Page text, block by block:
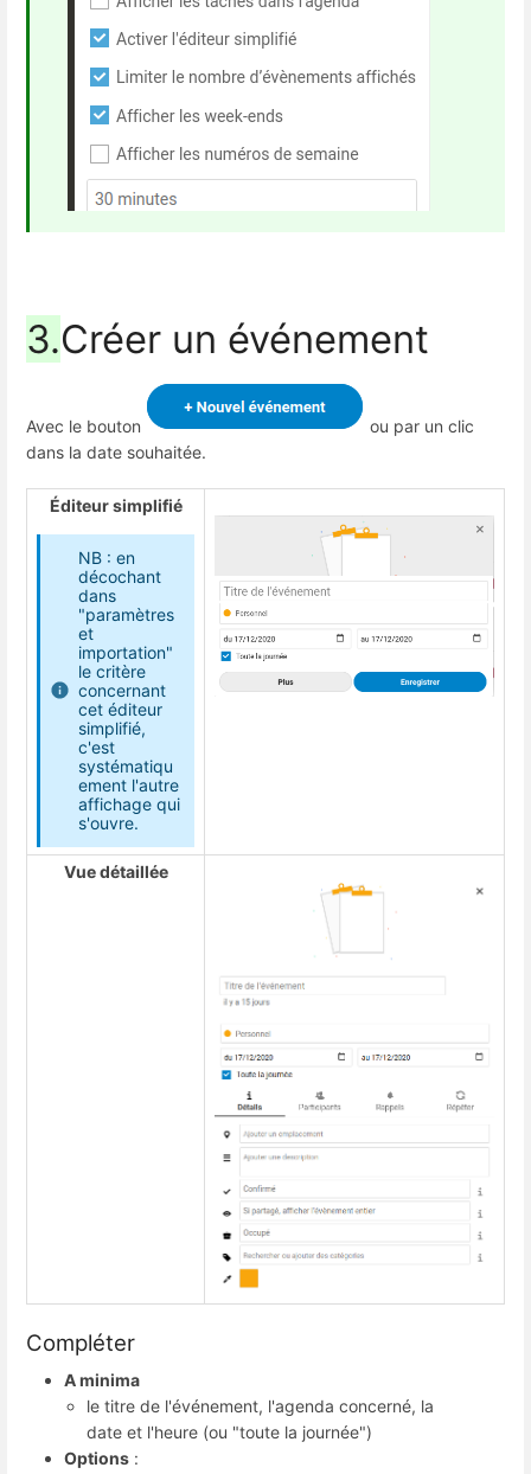
3.Créer un événement
Avec le bouton
ou par un clic
dans la date souhaitée.
Éditeur simplifié
NB : en
décochant
dans
"paramètres
et
importation"
le critère
concernant
cet éditeur
simplifié,
c'est
systématiqu
ement l'autre
affichage qui
s'ouvre.
Vue détaillée
Compléter
A minima
le titre de l'événement, l'agenda concerné, la
date et l'heure (ou "toute la journée")
Options :